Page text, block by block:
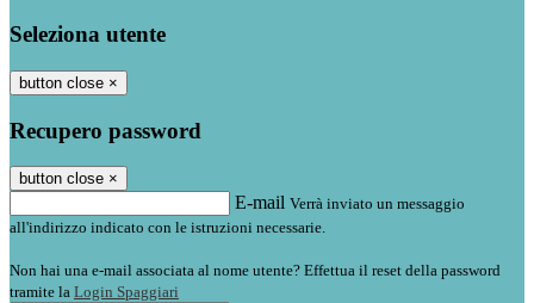
Seleziona utente
button close ×
Recupero password
button close ×
E-mail Verrà inviato un messaggio
all'indirizzo indicato con le istruzioni necessarie.
Non hai una e-mail associata al nome utente? Effettua il reset della password
tramite la Login Spaggiari